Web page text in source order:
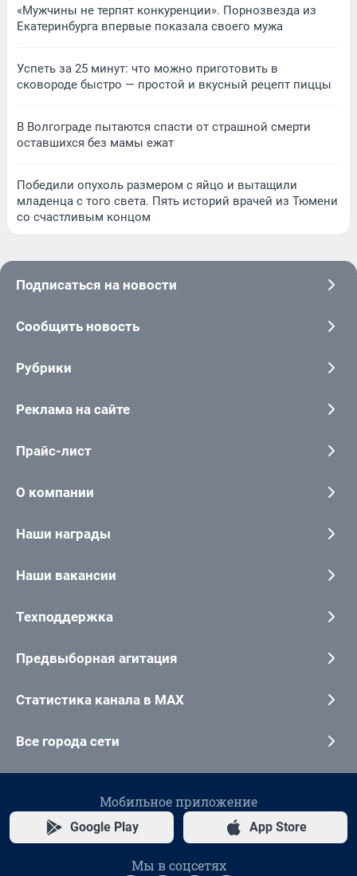
«Мужчины не терпят конкуренции». Порнозвезда из
Екатеринбурга впервые показала своего мужа
Успеть за 25 минут: что можно приготовить в
сковороде быстро — простой и вкусный рецепт пиццы
В Волгограде пытаются спасти от страшной смерти
оставшихся без мамы ежат
Победили опухоль размером с яйцо и вытащили
младенца с того света. Пять историй врачей из Тюмени
со счастливым концом
Подписаться на новости
Сообщить новость
Рубрики
Реклама на сайте
Прайс-лист
О компании
Наши награды
Наши вакансии
Техподдержка
Предвыборная агитация
Статистика канала в MAX
Все города сети
Мобильное приложение
Google Play App Store
Мы в соцсетях